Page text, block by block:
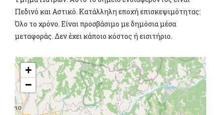
Πεδινό και Αστικό. Κατάλληλη εποχή επισκεψιμότητας:
Όλο το χρόνο. Είναι προσβάσιμο με δημόσια μέσα
μεταφοράς. Δεν έχει κάποιο κόστος ή εισιτήριο.
+
−